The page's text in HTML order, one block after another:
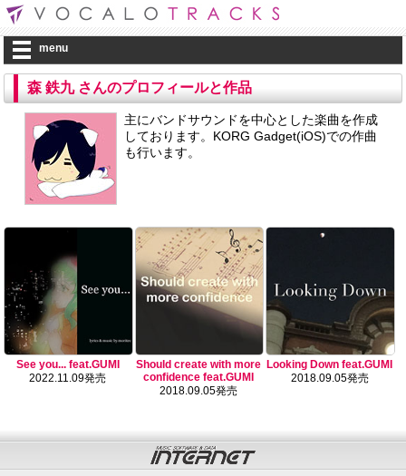
menu
森 鉄九 さんのプロフィールと作品
主にバンドサウンドを中心とした楽曲を作成
しております。KORG Gadget(iOS)での作曲
も行います。
See you... feat.GUMI
2022.11.09発売
Should create with more
confidence feat.GUMI
2018.09.05発売
Looking Down feat.GUMI
2018.09.05発売